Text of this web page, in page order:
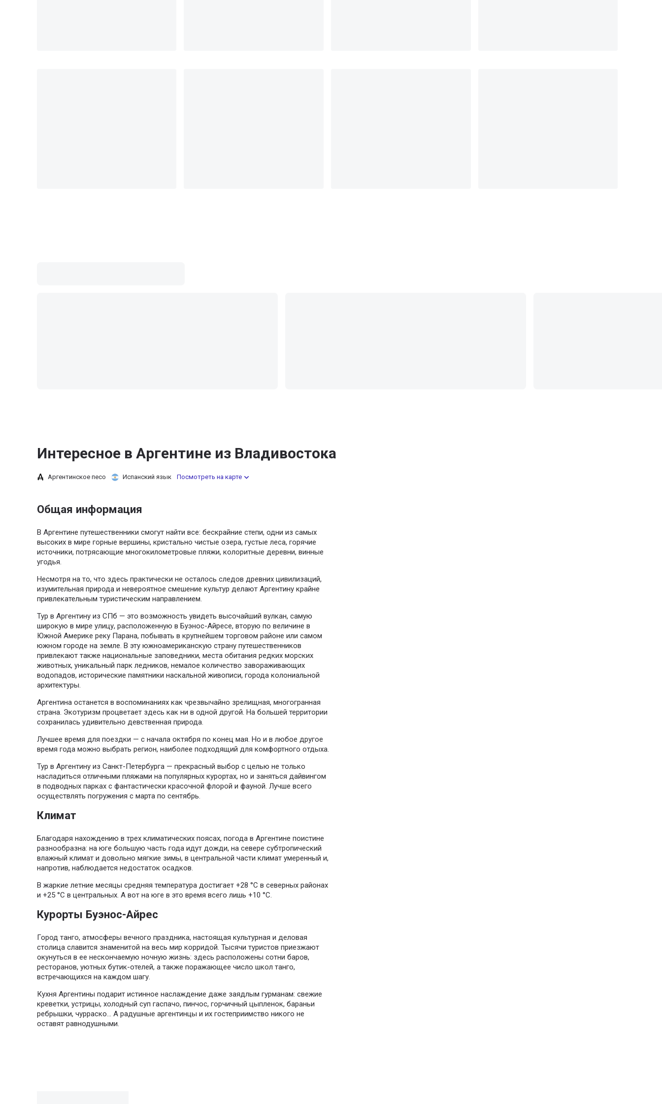
Интересное в Аргентине из Владивостока
Аргентинское песо Испанский язык Посмотреть на карте
Общая информация
В Аргентине путешественники смогут найти все: бескрайние степи, одни из самых
высоких в мире горные вершины, кристально чистые озера, густые леса, горячие
источники, потрясающие многокилометровые пляжи, колоритные деревни, винные
угодья.
Несмотря на то, что здесь практически не осталось следов древних цивилизаций,
изумительная природа и невероятное смешение культур делают Аргентину крайне
привлекательным туристическим направлением.
Тур в Аргентину из СПб — это возможность увидеть высочайший вулкан, самую
широкую в мире улицу, расположенную в Буэнос-Айресе, вторую по величине в
Южной Америке реку Парана, побывать в крупнейшем торговом районе или самом
южном городе на земле. В эту южноамериканскую страну путешественников
привлекают также национальные заповедники, места обитания редких морских
животных, уникальный парк ледников, немалое количество завораживающих
водопадов, исторические памятники наскальной живописи, города колониальной
архитектуры.
Аргентина останется в воспоминаниях как чрезвычайно зрелищная, многогранная
страна. Экотуризм процветает здесь как ни в одной другой. На большей территории
сохранилась удивительно девственная природа.
Лучшее время для поездки — с начала октября по конец мая. Но и в любое другое
время года можно выбрать регион, наиболее подходящий для комфортного отдыха.
Тур в Аргентину из Санкт-Петербурга — прекрасный выбор с целью не только
насладиться отличными пляжами на популярных курортах, но и заняться дайвингом
в подводных парках с фантастически красочной флорой и фауной. Лучше всего
осуществлять погружения с марта по сентябрь.
Климат
Благодаря нахождению в трех климатических поясах, погода в Аргентине поистине
разнообразна: на юге большую часть года идут дожди, на севере субтропический
влажный климат и довольно мягкие зимы, в центральной части климат умеренный и,
напротив, наблюдается недостаток осадков.
В жаркие летние месяцы средняя температура достигает +28 °C в северных районах
и +25 °C в центральных. А вот на юге в это время всего лишь +10 °C.
Курорты Буэнос-Айрес
Город танго, атмосферы вечного праздника, настоящая культурная и деловая
столица славится знаменитой на весь мир корридой. Тысячи туристов приезжают
окунуться в ее нескончаемую ночную жизнь: здесь расположены сотни баров,
ресторанов, уютных бутик-отелей, а также поражающее число школ танго,
встречающихся на каждом шагу.
Кухня Аргентины подарит истинное наслаждение даже заядлым гурманам: свежие
креветки, устрицы, холодный суп гаспачо, пинчос, горчичный цыпленок, бараньи
ребрышки, чурраско… А радушные аргентинцы и их гостеприимство никого не
оставят равнодушными.